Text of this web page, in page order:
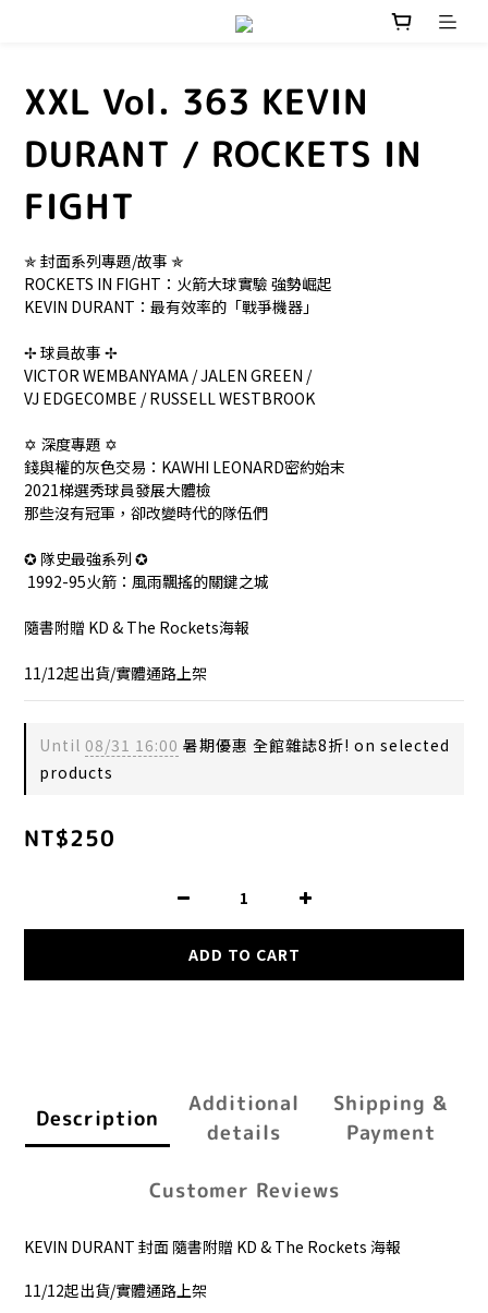
XXL Vol. 363 KEVIN
DURANT / ROCKETS IN
FIGHT
✯ 封面系列專題/故事 ✯
ROCKETS IN FIGHT：火箭大球實驗 強勢崛起
KEVIN DURANT：最有效率的「戰爭機器」
✢ 球員故事 ✢
VICTOR WEMBANYAMA / JALEN GREEN /
VJ EDGECOMBE / RUSSELL WESTBROOK
✡︎ 深度專題 ✡︎
錢與權的灰色交易：KAWHI LEONARD密約始末
2021梯選秀球員發展大體檢
那些沒有冠軍，卻改變時代的隊伍們
✪ 隊史最強系列 ✪
1992-95火箭：風雨飄搖的關鍵之城
隨書附贈 KD & The Rockets海報
11/12起出貨/實體通路上架
Until 08/31 16:00 暑期優惠 全館雜誌8折! on selected
products
NT$250
ADD TO CART
Description
Additional
details
Shipping &
Payment
Customer Reviews
KEVIN DURANT 封面 隨書附贈 KD & The Rockets 海報
11/12起出貨/實體通路上架